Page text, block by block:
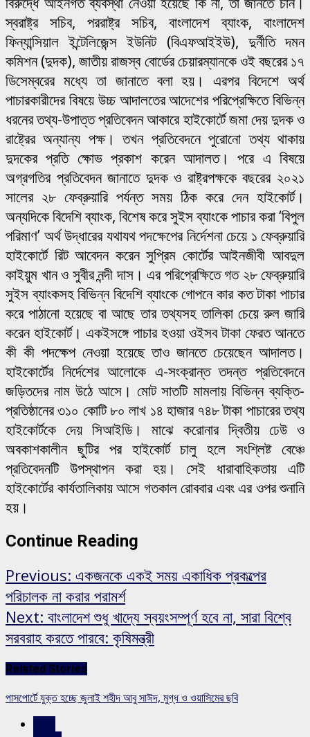
স্বরাষ্ট্র সচিব, পররাষ্ট্র সচিব, বাংলাদেশ ব্যাংক, বাংলাদেশ
ফিন্যান্সিয়াল ইন্টেলিজেন্স ইউনিট (বিএফআইইউ), দুর্নীতি দমন
কমিশন (দুদক), জাতীয় রাজস্ব বোর্ডের চেয়ারম্যানকে ওই বছরের ১৭
ডিসেম্বরের মধ্যে তা জানাতে বলা হয়। এরপর বিদেশে অর্থ
পাচারকারীদের বিষয়ে উচ্চ আদালতের আদেশের পরিপ্রেক্ষিতে বিভিন্ন
ধরনের তথ্য-উপাত্ত প্রতিবেদন আকারে হাইকোর্টে জমা দেয় দুদক ও
রাষ্ট্রের অন্যান্য পক্ষ। তখন প্রতিবেদনে পুরোনো তথ্য থাকায়
দুদকের প্রতি ক্ষোভ প্রকাশ করেন আদালত। পরে এ বিষয়ে
অগ্রগতির প্রতিবেদন জানাতে দুদক ও রাষ্ট্রপক্ষকে বছরের ২০২১
সালের ২৮ ফেব্রুয়ারি পর্যন্ত সময় ঠিক করে দেন হাইকোর্ট।
অন্যদিকে বিদেশি ব্যাংক, বিশেষ করে সুইস ব্যাংকে পাচার করা ‘বিপুল
পরিমাণ’ অর্থ উদ্ধারের যথাযথ পদক্ষেপের নির্দেশনা চেয়ে ১ ফেব্রুয়ারি
হাইকোর্টে রিট আবেদন করেন সুপ্রিম কোর্টের আইনজীবী আবদুল
কাইয়ুম খান ও সুবীর নন্দী দাস। এর পরিপ্রেক্ষিতে গত ২৮ ফেব্রুয়ারি
সুইস ব্যাংকসহ বিভিন্ন বিদেশি ব্যাংকে গোপনে কার কত টাকা পাচার
করে পাঠানো হয়েছে বা আছে তার তথ্যসহ তালিকা চেয়ে রুল জারি
করেন হাইকোর্ট। একইসঙ্গে পাচার হওয়া ওইসব টাকা ফেরত আনতে
কী কী পদক্ষেপ নেওয়া হয়েছে তাও জানতে চেয়েছেন আদালত।
হাইকোর্টের নির্দেশের আলোকে এ-সংক্রান্ত তদন্ত প্রতিবেদনে
জড়িতদের নাম উঠে আসে। মোট সাতটি মামলায় বিভিন্ন ব্যক্তি-
প্রতিষ্ঠানের ৩১০ কোটি ৮০ লাখ ১৪ হাজার ৭৪৮ টাকা পাচারের তথ্য
হাইকোর্টকে দেয় সিআইডি। মাঝে করোনার দ্বিতীয় ঢেউ ও
অবকাশকালীন ছুটির পর হাইকোর্ট চালু হলে সংশ্লিষ্ট বেঞ্চে
প্রতিবেদনটি উপস্থাপন করা হয়। সেই ধারাবাহিকতায় এটি
হাইকোর্টের কার্যতালিকায় আসে গতকাল রোববার এবং এর ওপর শুনানি
হয়।
Continue Reading
Previous: একজনকে একই সময় একাধিক প্রকল্পের
পরিচালক না করার পরামর্শ
Next: বাংলাদেশ শুধু খাদ্যে স্বয়ংসম্পূর্ণ হবে না, সারা বিশ্বে
সরবরাহ করতে পারবে: কৃষিমন্ত্রী
Related Stories
পাসপোর্টে যুক্ত হচ্ছে জুলাই শহীদ আবু সাঈদ, মুগ্ধ ও ওয়াসিমের ছবি